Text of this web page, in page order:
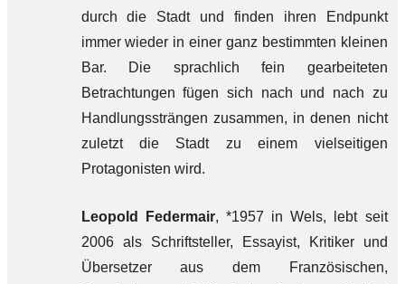
durch die Stadt und finden ihren Endpunkt
immer wieder in einer ganz bestimmten kleinen
Bar. Die sprachlich fein gearbeiteten
Betrachtungen fügen sich nach und nach zu
Handlungssträngen zusammen, in denen nicht
zuletzt die Stadt zu einem vielseitigen
Protagonisten wird.
Leopold Federmair, *1957 in Wels, lebt seit
2006 als Schriftsteller, Essayist, Kritiker und
Übersetzer aus dem Französischen,